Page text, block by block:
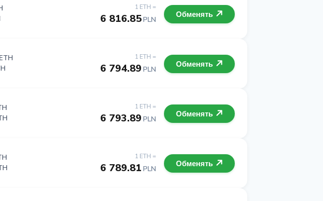
1 ETH =
6 816.85PLN
Обменять
1 ETH =
6 794.89 PLN
Обменять
1 ETH =
6 793.89 PLN
Обменять
1 ETH =
6 789.81 PLN
Обменять